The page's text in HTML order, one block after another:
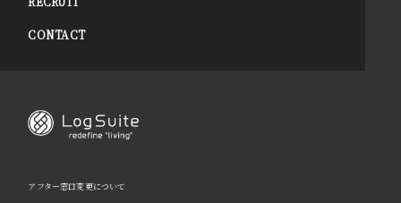
CONTACT
アフター窓口変更について